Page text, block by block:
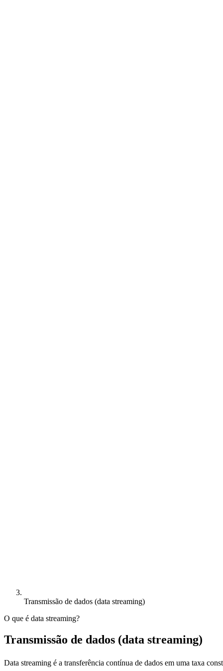
Transmissão de dados (data streaming)
O que é data streaming?
Transmissão de dados (data streaming)
Data streaming é a transferência contínua de dados em uma taxa